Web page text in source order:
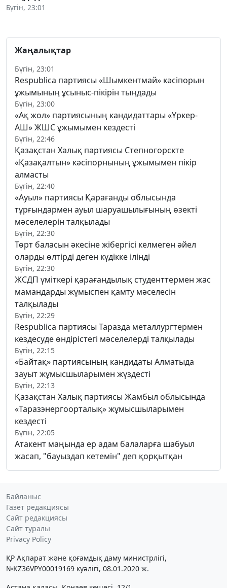
Бүгін, 23:01
Жаңалықтар
Бүгін, 23:01
Respublica партиясы «Шымкентмай» кәсіпорын
ұжымының ұсыныс-пікірін тыңдады
Бүгін, 23:00
«Ақ жол» партиясының кандидаттары «Үркер-
АШ» ЖШС ұжымымен кездесті
Бүгін, 22:46
Қазақстан Халық партиясы Степногорскте
«Қазақалтын» кәсіпорнының ұжымымен пікір
алмасты
Бүгін, 22:40
«Ауыл» партиясы Қарағанды облысында
тұрғындармен ауыл шаруашылығының өзекті
мәселелерін талқылады
Бүгін, 22:30
Төрт баласын әкесіне жібергісі келмеген әйел
оларды өлтірді деген күдікке ілінді
Бүгін, 22:30
ЖСДП үміткері қарағандылық студенттермен жас
мамандарды жұмыспен қамту мәселесін
талқылады
Бүгін, 22:29
Respublica партиясы Таразда металлургтермен
кездесуде өндірістегі мәселелерді талқылады
Бүгін, 22:15
«Байтақ» партиясының кандидаты Алматыда
зауыт жұмысшыларымен жүздесті
Бүгін, 22:13
Қазақстан Халық партиясы Жамбыл облысында
«Таразэнергоорталық» жұмысшыларымен
кездесті
Бүгін, 22:05
Атакент маңында ер адам балаларға шабуыл
жасап, "бауыздап кетемін" деп қорқытқан
Байланыс
Газет редакциясы
Сайт редакциясы
Сайт туралы
Privacy Policy
ҚР Ақпарат және қоғамдық даму министрлігі,
№KZ36VPY00019169 куәлігі, 08.01.2020 ж.